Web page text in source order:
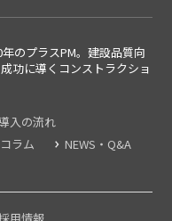
のプラスPM。建設品質向
功に導くコンストラクショ
入の流れ
ラム
NEWS・Q&A